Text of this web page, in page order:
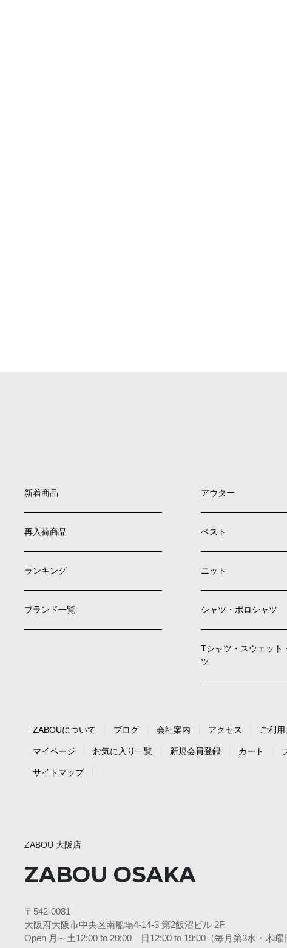
新着商品
再入荷商品
ランキング
ブランド一覧
アウター
ベスト
ニット
シャツ・ポロシャツ
Tシャツ・スウェット
ツ
ZABOUについて ブログ 会社案内 アクセス ご利
マイページ お気に入り一覧 新規会員登録 カート
サイトマップ
ZABOU 大阪店
ZABOU OSAKA
〒542-0081
大阪府大阪市中央区南船場4-14-3 第2飯沼ビル 2F
Open 月～土12:00 to 20:00 日12:00 to 19:00（毎月第3水・木曜